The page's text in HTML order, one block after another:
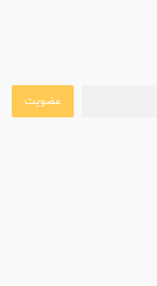
عضویت